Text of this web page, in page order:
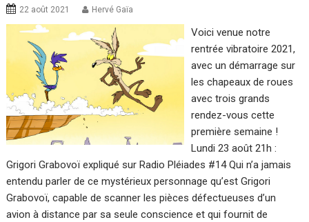
22 août 2021 Hervé Gaïa
Voici venue notre
rentrée vibratoire 2021,
avec un démarrage sur
les chapeaux de roues
avec trois grands
rendez-vous cette
première semaine !
Lundi 23 août 21h :
Grigori Grabovoï expliqué sur Radio Pléiades #14 Qui n’a jamais
entendu parler de ce mystérieux personnage qu’est Grigori
Grabovoï, capable de scanner les pièces défectueuses d’un
avion à distance par sa seule conscience et qui fournit de